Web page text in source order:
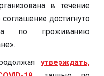
в течение
достигнуто
по проживанию
утверждать,